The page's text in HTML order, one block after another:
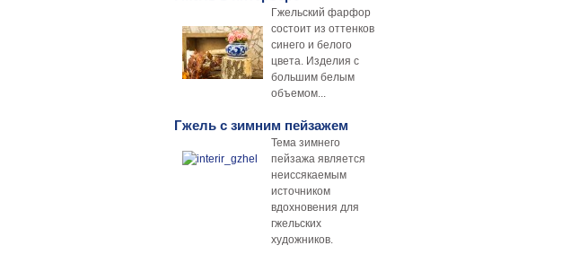
Гжельский фарфор
состоит из оттенков
синего и белого
цвета. Изделия с
большим белым
объемом...
Гжель с зимним пейзажем
Тема зимнего
пейзажа является
неиссякаемым
источником
вдохновения для
гжельских
художников.